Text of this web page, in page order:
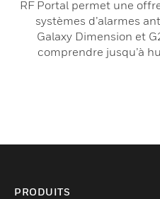
RF Portal permet une
systèmes d’alarmes
Galaxy Dimension et
comprendre jusqu’à
PRODUITS